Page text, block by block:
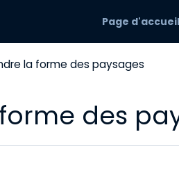
Page d'accueil
la forme des paysages
des